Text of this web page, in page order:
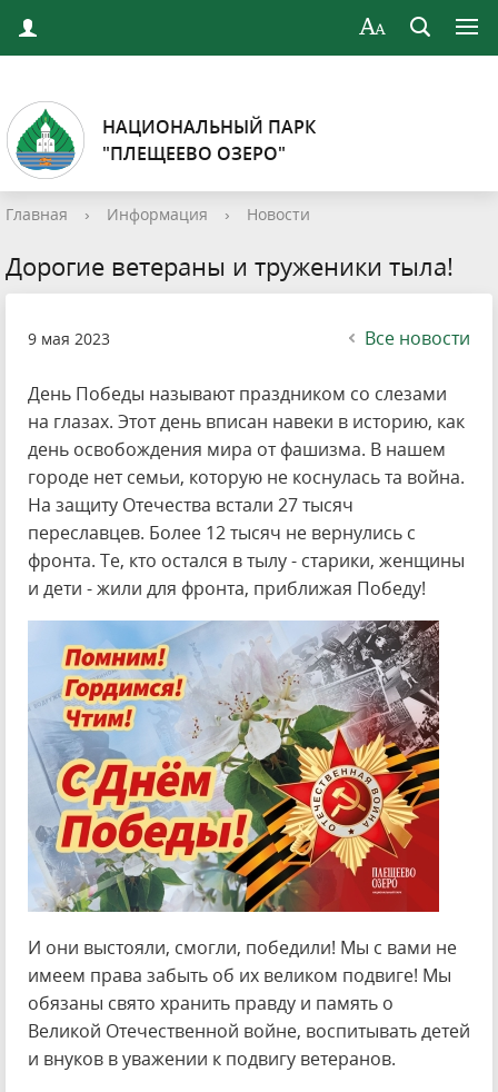
НАЦИОНАЛЬНЫЙ ПАРК
"ПЛЕЩЕЕВО ОЗЕРО"
Главная › Информация › Новости
Дорогие ветераны и труженики тыла!
9 мая 2023 Все новости
День Победы называют праздником со слезами
на глазах. Этот день вписан навеки в историю, как
день освобождения мира от фашизма. В нашем
городе нет семьи, которую не коснулась та война.
На защиту Отечества встали 27 тысяч
переславцев. Более 12 тысяч не вернулись с
фронта. Те, кто остался в тылу - старики, женщины
и дети - жили для фронта, приближая Победу!
И они выстояли, смогли, победили! Мы с вами не
имеем права забыть об их великом подвиге! Мы
обязаны свято хранить правду и память о
Великой Отечественной войне, воспитывать детей
и внуков в уважении к подвигу ветеранов.